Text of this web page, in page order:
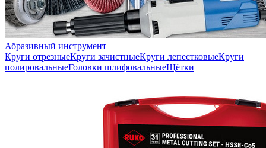
Абразивный инструмент
Круги отрезныеКруги зачистныеКруги лепестковыеКруги
полировальныеГоловки шлифовальныеЩётки